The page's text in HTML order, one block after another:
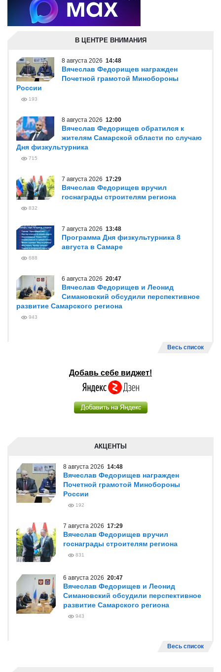
В ЦЕНТРЕ ВНИМАНИЯ
8 августа 2026 14:48
Вячеслав Федорищев награжден
Почетной грамотой Минобороны
России
193
8 августа 2026 12:00
Вячеслав Федорищев обратился к
жителям Самарской области по случаю
Дня физкультурника
715
7 августа 2026 17:29
Вячеслав Федорищев вручил
госнаграды строителям региона
832
7 августа 2026 13:48
Программа Дня физкультурника 8
августа в Самаре
688
6 августа 2026 20:47
Вячеслав Федорищев и Леонид
Симановский обсудили перспективное
развитие Самарского региона
943
Весь список
Добавь себе виджет!
АКЦЕНТЫ
8 августа 2026 14:48
Вячеслав Федорищев награжден
Почетной грамотой Минобороны
России
192
7 августа 2026 17:29
Вячеслав Федорищев вручил
госнаграды строителям региона
831
6 августа 2026 20:47
Вячеслав Федорищев и Леонид
Симановский обсудили перспективное
развитие Самарского региона
943
Весь список